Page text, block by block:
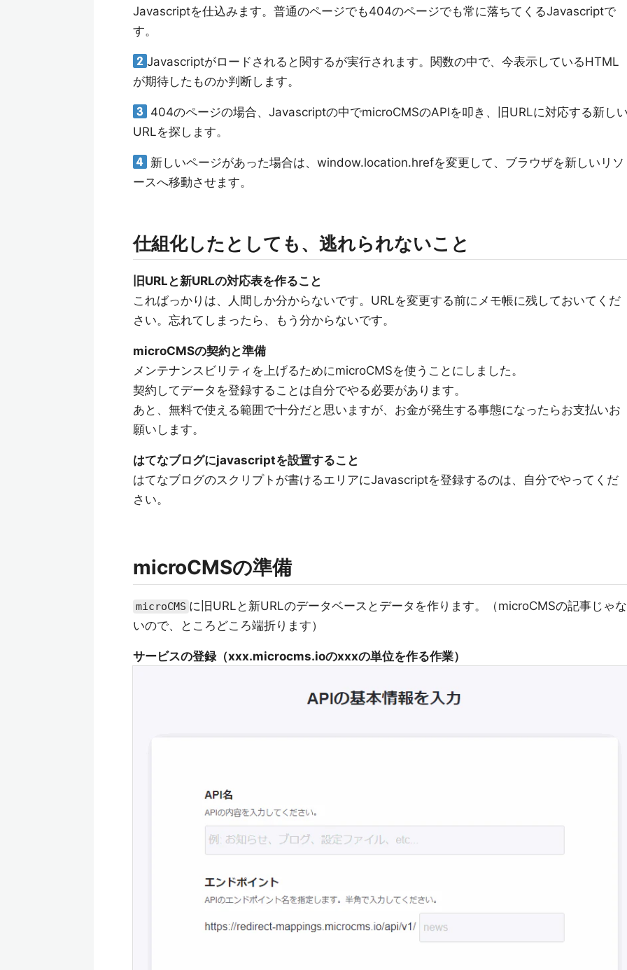
Javascriptを仕込みます。普通のページでも404のページでも常に落ちてくるJavascriptで
す。
Javascriptがロードされると関するが実行されます。関数の中で、今表示しているHTML
が期待したものか判断します。
404のページの場合、Javascriptの中でmicroCMSのAPIを叩き、旧URLに対応する新し
URLを探します。
新しいページがあった場合は、window.location.hrefを変更して、ブラウザを新しいリソ
ースへ移動させます。
仕組化したとしても、逃れられないこと
旧URLと新URLの対応表を作ること
こればっかりは、人間しか分からないです。URLを変更する前にメモ帳に残しておいてくだ
さい。忘れてしまったら、もう分からないです。
microCMSの契約と準備
メンテナンスビリティを上げるためにmicroCMSを使うことにしました。
契約してデータを登録することは自分でやる必要があります。
あと、無料で使える範囲で十分だと思いますが、お金が発生する事態になったらお支払いお
願いします。
はてなブログにjavascriptを設置すること
はてなブログのスクリプトが書けるエリアにJavascriptを登録するのは、自分でやってくだ
さい。
microCMSの準備
microCMS に旧URLと新URLのデータベースとデータを作ります。（microCMSの記事じゃな
いので、ところどころ端折ります）
サービスの登録（xxx.microcms.ioのxxxの単位を作る作業）